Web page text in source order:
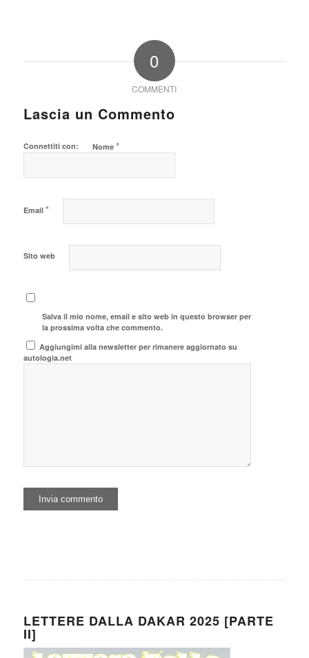
0
COMMENTI
Lascia un Commento
Connettiti con: Nome *
Email *
Sito web
Salva il mio nome, email e sito web in questo browser per
la prossima volta che commento.
Aggiungimi alla newsletter per rimanere aggiornato su
autologia.net
LETTERE DALLA DAKAR 2025 [PARTE
II]